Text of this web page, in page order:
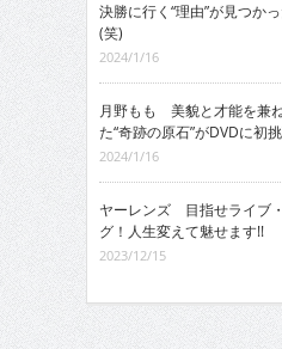
決勝に行く“理由”が見つか
(笑)
2024/1/16
月野もも 美貌と才能を兼
た“奇跡の原石”がDVDに初挑
2024/1/16
ヤーレンズ 目指せライブ
グ！人生変えて魅せます!!
2023/12/15